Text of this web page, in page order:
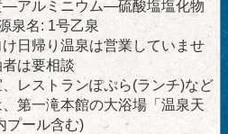
アルミニウム―硫酸塩塩化物
泉名: 1号乙泉
日帰り温泉は営業していませ
は要相談
レストランぽぷら(ランチ)など
第一滝本館の大浴場「温泉天
プール含む)